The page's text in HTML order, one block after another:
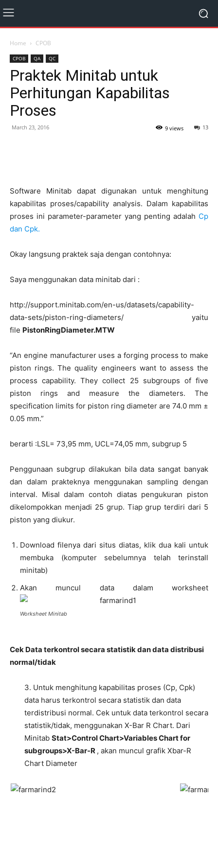
Home CPOB
CPOB QA QC
Praktek Minitab untuk
Perhitungan Kapabilitas
Proses
March 23, 2016 13
9 views
Software Minitab dapat digunakan untuk menghitung
kapabilitas proses/capability analysis. Dalam kapabilitas
proses ini parameter-parameter yang penting adalah Cp
dan Cpk.
Okay langsung praktek saja dengan contohnya:
Saya menggunakan data minitab dari :
http://support.minitab.com/en-us/datasets/capability-
data-sets/piston-ring-diameters/ yaitu
file PistonRingDiameter.MTW
“An engine manufacturer uses a forging process to make
piston rings. The quality engineers want to assess the
process capability. They collect 25 subgroups of five
piston rings and measure the diameters. The
specification limits for piston ring diameter are 74.0 mm ±
0.05 mm.”
berarti :LSL= 73,95 mm, UCL=74,05 mm, subgrup 5
Penggunaan subgrup dilakukan bila data sangat banyak
dan dalam prakteknya menggunakan sampling dengan
interval. Misal dalam contoh diatas pengukuran piston
dikelompokkan menjadi 25 grup. Tiap grup terdiri dari 5
piston yang diukur.
Download filenya dari situs diatas, klik dua kali untuk
membuka (komputer sebelumnya telah terinstall
minitab)
Akan muncul data dalam worksheet
Worksheet Minitab
Cek Data terkontrol secara statistik dan data distribusi
normal/tidak
3. Untuk menghitung kapabilitas proses (Cp, Cpk)
data harus terkontrol secara statistik dan data
terdistribusi normal. Cek untuk data terkontrol secara
statistik/tidak, menggunakan X-Bar R Chart. Dari
Minitab Stat>Control Chart>Variables Chart for
subgroups>X-Bar-R , akan muncul grafik Xbar-R
Chart Diameter